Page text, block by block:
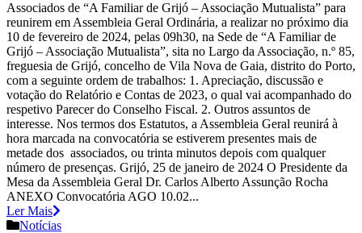
Associados de “A Familiar de Grijó – Associação Mutualista” para
reunirem em Assembleia Geral Ordinária, a realizar no próximo dia
10 de fevereiro de 2024, pelas 09h30, na Sede de “A Familiar de
Grijó – Associação Mutualista”, sita no Largo da Associação, n.º 85,
freguesia de Grijó, concelho de Vila Nova de Gaia, distrito do Porto,
com a seguinte ordem de trabalhos: 1. Apreciação, discussão e
votação do Relatório e Contas de 2023, o qual vai acompanhado do
respetivo Parecer do Conselho Fiscal. 2. Outros assuntos de
interesse. Nos termos dos Estatutos, a Assembleia Geral reunirá à
hora marcada na convocatória se estiverem presentes mais de
metade dos associados, ou trinta minutos depois com qualquer
número de presenças. Grijó, 25 de janeiro de 2024 O Presidente da
Mesa da Assembleia Geral Dr. Carlos Alberto Assunção Rocha
ANEXO Convocatória AGO 10.02...
Ler Mais
Notícias